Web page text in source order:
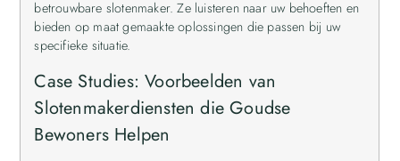
betrouwbare slotenmaker. Ze luisteren naar uw behoeften en
bieden op maat gemaakte oplossingen die passen bij uw
specifieke situatie.
Case Studies: Voorbeelden van
Slotenmakerdiensten die Goudse
Bewoners Helpen